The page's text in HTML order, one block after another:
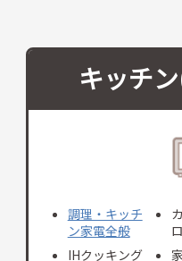
キッチ
調理・キッチ
ン家電全般
IHクッキング
ロ